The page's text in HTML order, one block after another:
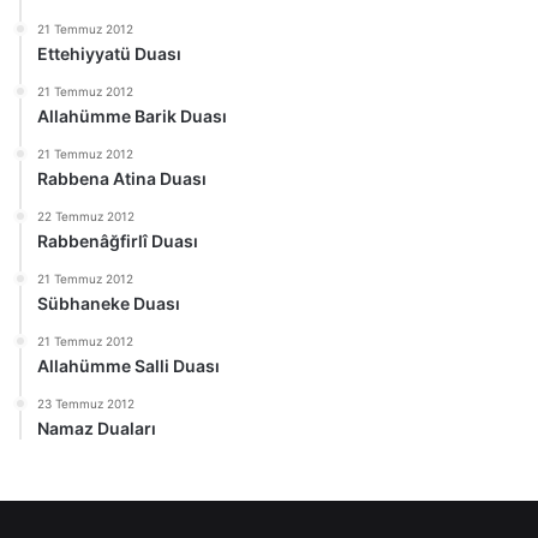
21 Temmuz 2012
Ettehiyyatü Duası
21 Temmuz 2012
Allahümme Barik Duası
21 Temmuz 2012
Rabbena Atina Duası
22 Temmuz 2012
Rabbenâğfirlî Duası
21 Temmuz 2012
Sübhaneke Duası
21 Temmuz 2012
Allahümme Salli Duası
23 Temmuz 2012
Namaz Duaları